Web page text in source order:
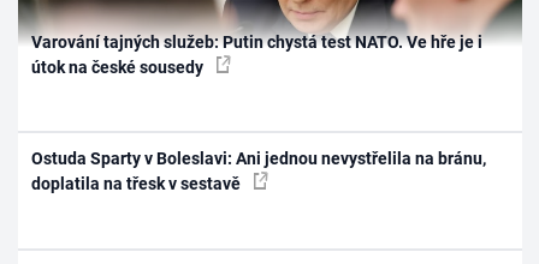
Varování tajných služeb: Putin chystá test NATO. Ve hře je i
útok na české sousedy
Ostuda Sparty v Boleslavi: Ani jednou nevystřelila na bránu,
doplatila na třesk v sestavě